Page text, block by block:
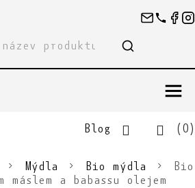
Blog (0)
Mýdla Bio mýdla
Bio
máslem a babassu olejem